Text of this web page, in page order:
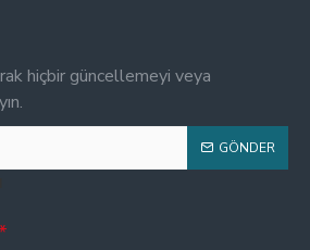
hiçbir güncellemeyi veya
GÖNDER